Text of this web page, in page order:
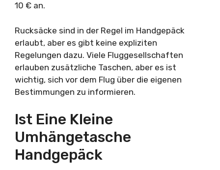
10 € an.
Rucksäcke sind in der Regel im Handgepäck
erlaubt, aber es gibt keine expliziten
Regelungen dazu. Viele Fluggesellschaften
erlauben zusätzliche Taschen, aber es ist
wichtig, sich vor dem Flug über die eigenen
Bestimmungen zu informieren.
Ist Eine Kleine
Umhängetasche
Handgepäck